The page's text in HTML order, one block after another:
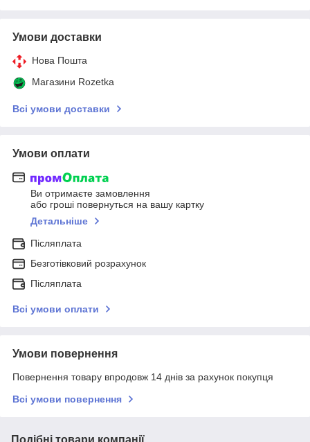
Умови доставки
Нова Пошта
Магазини Rozetka
Всі умови доставки
Умови оплати
Ви отримаєте замовлення
або гроші повернуться на вашу картку
Детальніше
Післяплата
Безготівковий розрахунок
Післяплата
Всі умови оплати
Умови повернення
Повернення товару впродовж 14 днів за рахунок покупця
Всі умови повернення